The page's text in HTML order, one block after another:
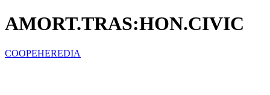
AMORT.TRAS:HON.CIVIC
COOPEHEREDIA